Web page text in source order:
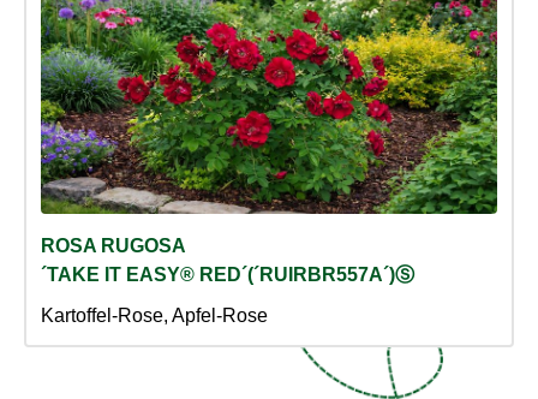
ROSA RUGOSA
´TAKE IT EASY® RED´(´RUIRBR557A´)Ⓢ
Kartoffel-Rose, Apfel-Rose